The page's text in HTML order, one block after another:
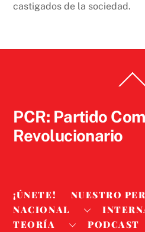
castigados de la sociedad.
PCR: Partido
Revolucionario
¡ÚNETE!
NUESTRO
NACIONAL
TEORÍA
PODCAST